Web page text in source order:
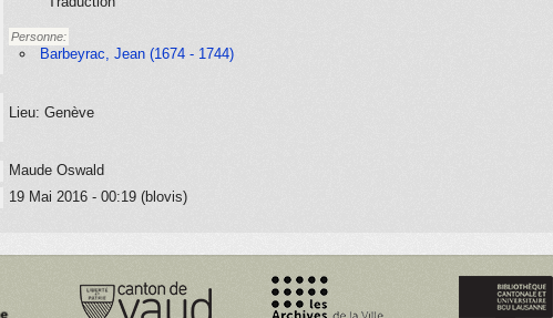
Personne:
Barbeyrac, Jean (1674 - 1744)
Lieu: Genève
Maude Oswald
19 Mai 2016 - 00:19 (blovis)